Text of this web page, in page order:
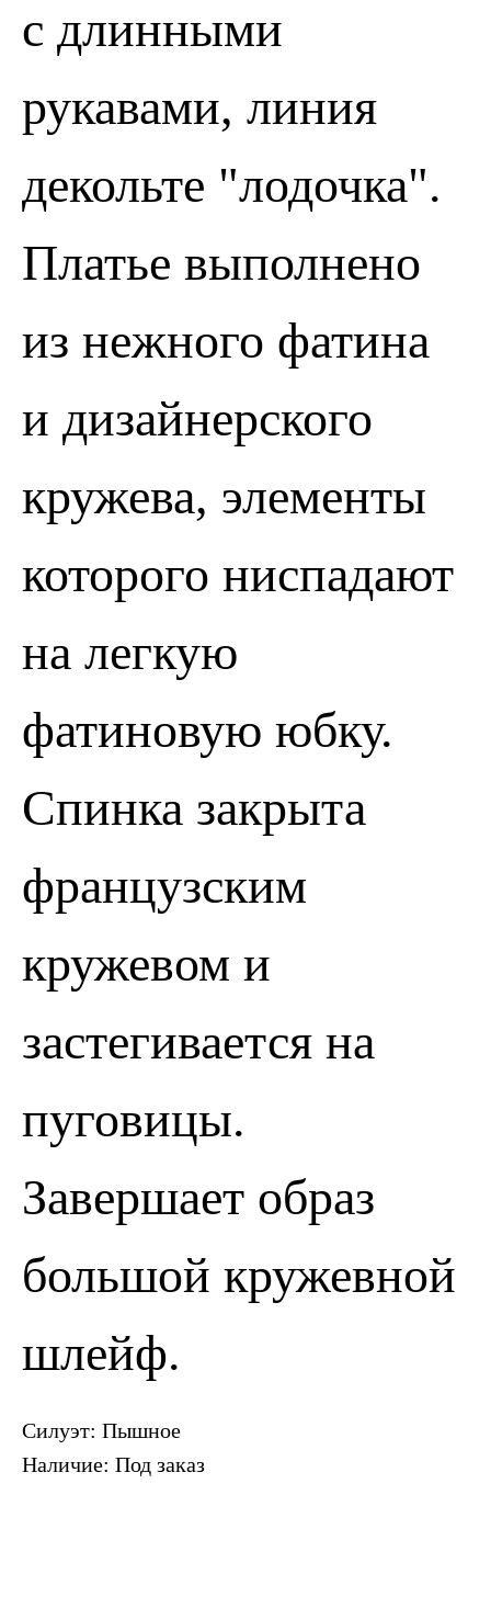
ПОЗВОНИТЬ ЗАПИСАТЬСЯ
с длинными
рукавами, линия
декольте "лодочка".
Платье выполнено
из нежного фатина
и дизайнерского
кружева, элементы
которого ниспадают
на легкую
фатиновую юбку.
Спинка закрыта
французским
кружевом и
застегивается на
пуговицы.
Завершает образ
большой кружевной
шлейф.
Силуэт: Пышное
Наличие: Под заказ